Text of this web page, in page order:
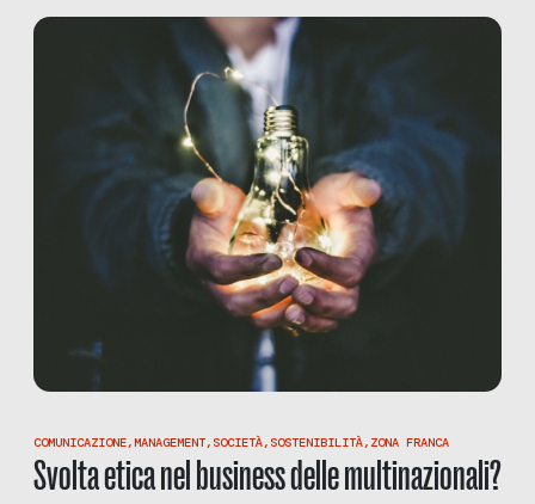
COMUNICAZIONE,MANAGEMENT, SOCIETÀ, SOSTENIBILITÀ, ZONA FRANCA
Svolta etica nel business delle multinazionali?